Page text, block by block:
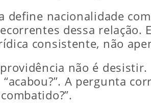
define nacionalidade
dessa relação.
consistente, não
não é
A pergunta